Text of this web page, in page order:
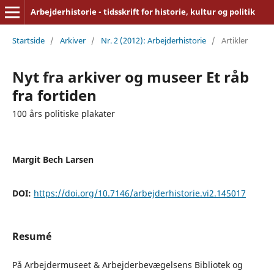
Arbejderhistorie - tidsskrift for historie, kultur og politik
Startside / Arkiver / Nr. 2 (2012): Arbejderhistorie / Artikler
Nyt fra arkiver og museer Et råb
fra fortiden
100 års politiske plakater
Margit Bech Larsen
DOI: https://doi.org/10.7146/arbejderhistorie.vi2.145017
Resumé
På Arbejdermuseet & Arbejderbevægelsens Bibliotek og